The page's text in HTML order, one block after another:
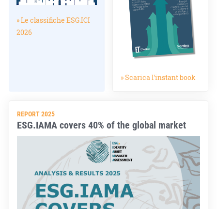
» Le classifiche ESG.ICI
2026
» Scarica l'instant book
REPORT 2025
ESG.IAMA covers 40% of the global market